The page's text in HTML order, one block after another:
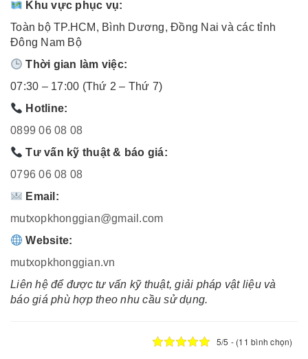
Khu vực phục vụ:
Toàn bộ TP.HCM, Bình Dương, Đồng Nai và các tỉnh
Đông Nam Bộ
Thời gian làm việc:
07:30 – 17:00 (Thứ 2 – Thứ 7)
Hotline:
0899 06 08 08
Tư vấn kỹ thuật & báo giá:
0796 06 08 08
Email:
mutxopkhonggian@gmail.com
Website:
mutxopkhonggian.vn
Liên hệ để được tư vấn kỹ thuật, giải pháp vật liệu và
báo giá phù hợp theo nhu cầu sử dụng.
5/5 - (11 bình chọn)